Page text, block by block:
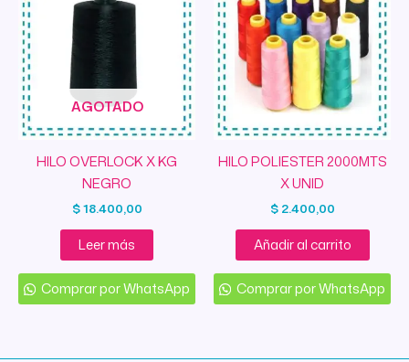
AGOTADO
HILO OVERLOCK X KG
NEGRO
$18.400,00
Leer más
Comprar por WhatsApp
HILO POLIESTER 2000MTS
X UNID
$2.400,00
Añadir al carrito
Comprar por WhatsApp